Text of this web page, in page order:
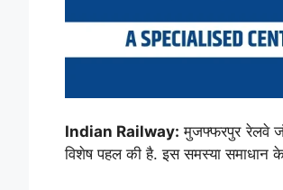
Indian Railway: मुजफ्फरपुर रेलवे
विशेष पहल की है. इस समस्या समाधान